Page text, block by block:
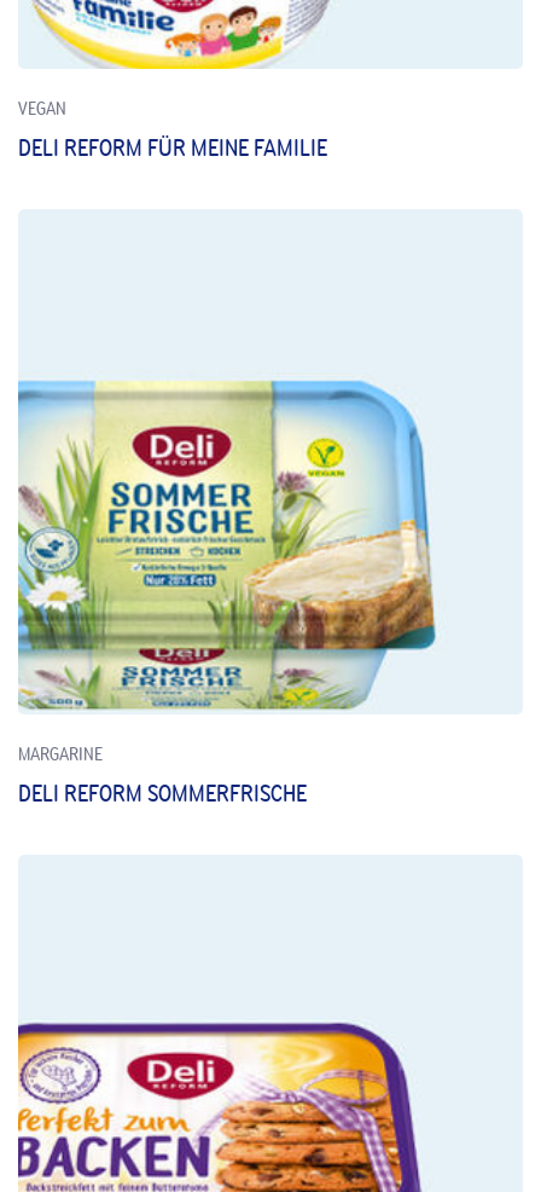
VEGAN
DELI REFORM FÜR MEINE FAMILIE
MARGARINE
DELI REFORM SOMMERFRISCHE